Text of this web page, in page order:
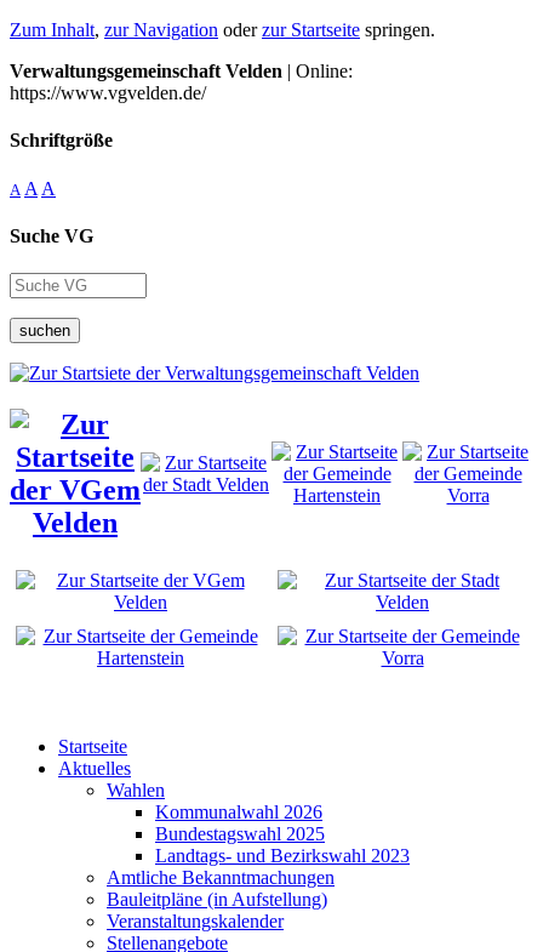
Zum Inhalt, zur Navigation oderzur Startseite springen.
Verwaltungsgemeinschaft Velden | Online:
https://www.vgvelden.de/
Schriftgröße
A A A
Suche VG
suchen
Startseite
Aktuelles
Wahlen
Kommunalwahl 2026
Bundestagswahl 2025
Landtags- und Bezirkswahl 2023
Amtliche Bekanntmachungen
Bauleitpläne (in Aufstellung)
Veranstaltungskalender
Stellenangebote